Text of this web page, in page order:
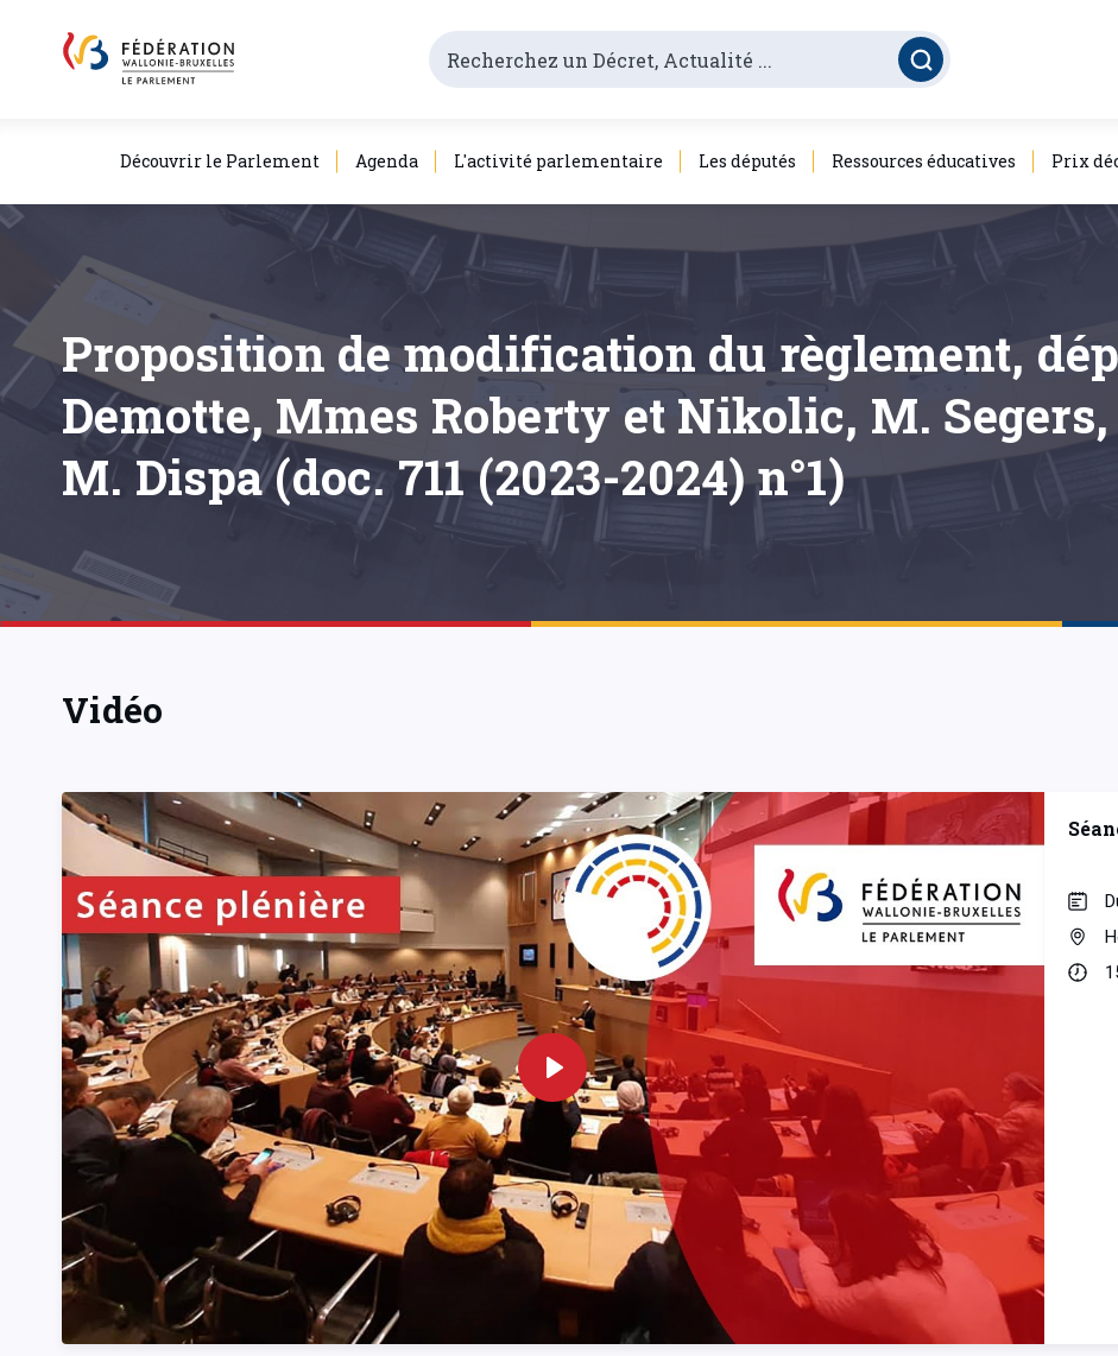
Découvrir le Parlement Agenda L'activité parlementaire Les députés Ressources éducatives Prix
Proposition de modification du règlement,
Demotte, Mmes Roberty et Nikolic, M.
M. Dispa (doc. 711 (2023-2024) n°1)
Vidéo